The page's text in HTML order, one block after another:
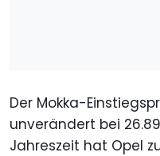
Der Mokka-
unverändert bei
Jahreszeit hat Opel